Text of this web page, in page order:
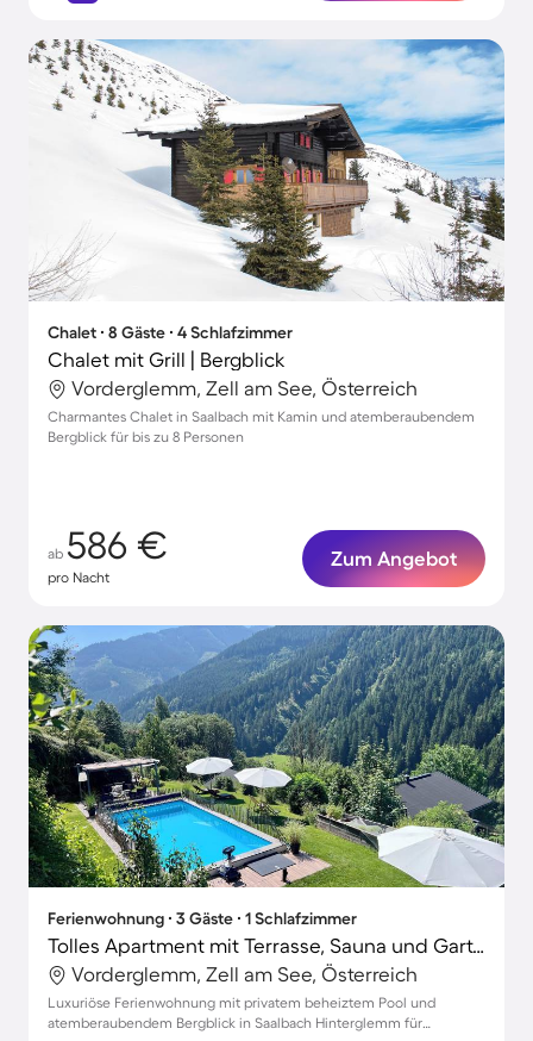
Chalet ∙ 8 Gäste ∙ 4 Schlafzimmer
Chalet mit Grill | Bergblick
Vorderglemm, Zell am See, Österreich
Charmantes Chalet in Saalbach mit Kamin und atemberaubendem
Bergblick für bis zu 8 Personen
ab 586 €
pro Nacht
Zum Angebot
Ferienwohnung ∙ 3 Gäste ∙ 1 Schlafzimmer
Tolles Apartment mit Terrasse, Sauna und Garten | Bergblick
Vorderglemm, Zell am See, Österreich
Luxuriöse Ferienwohnung mit privatem beheiztem Pool und
atemberaubendem Bergblick in Saalbach Hinterglemm für